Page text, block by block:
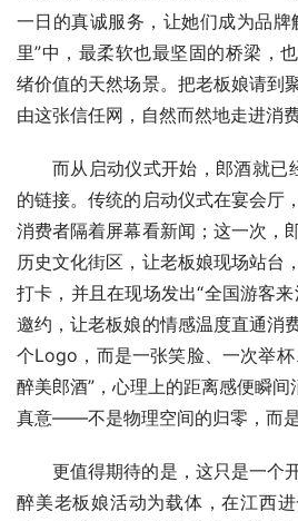
一日的真诚服务，让她们成为品牌
里”中，最柔软也最坚固的桥梁，
绪价值的天然场景。把老板娘请到
由这张信任网，自然而然地走进消
而从启动仪式开始，郎酒就已
的链接。传统的启动仪式在宴会厅
消费者隔着屏幕看新闻；这一次，
历史文化街区，让老板娘现场站台
打卡，并且在现场发出“全国游客
邀约，让老板娘的情感温度直通消
个Logo，而是一张笑脸、一次举
醉美郎酒”，心理上的距离感便瞬间
真意——不是物理空间的归零，而是
更值得期待的是，这只是一个
醉美老板娘活动为载体，在江西